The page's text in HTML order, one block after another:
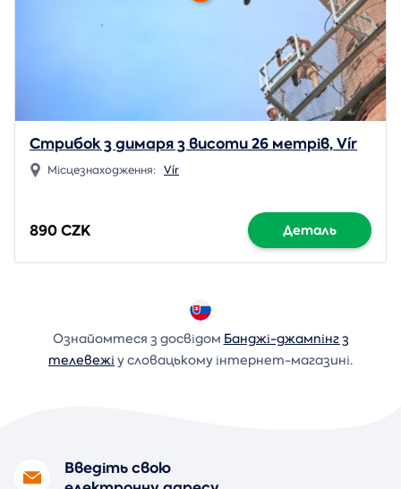
Стрибок з димаря з висоти 26 метрів, Vír
Місцезнаходження: Vír
890 CZK Деталь
Ознайомтеся з досвідом Банджі-джампінг з
телевежіу словацькому інтернет-магазині.
Введіть свою